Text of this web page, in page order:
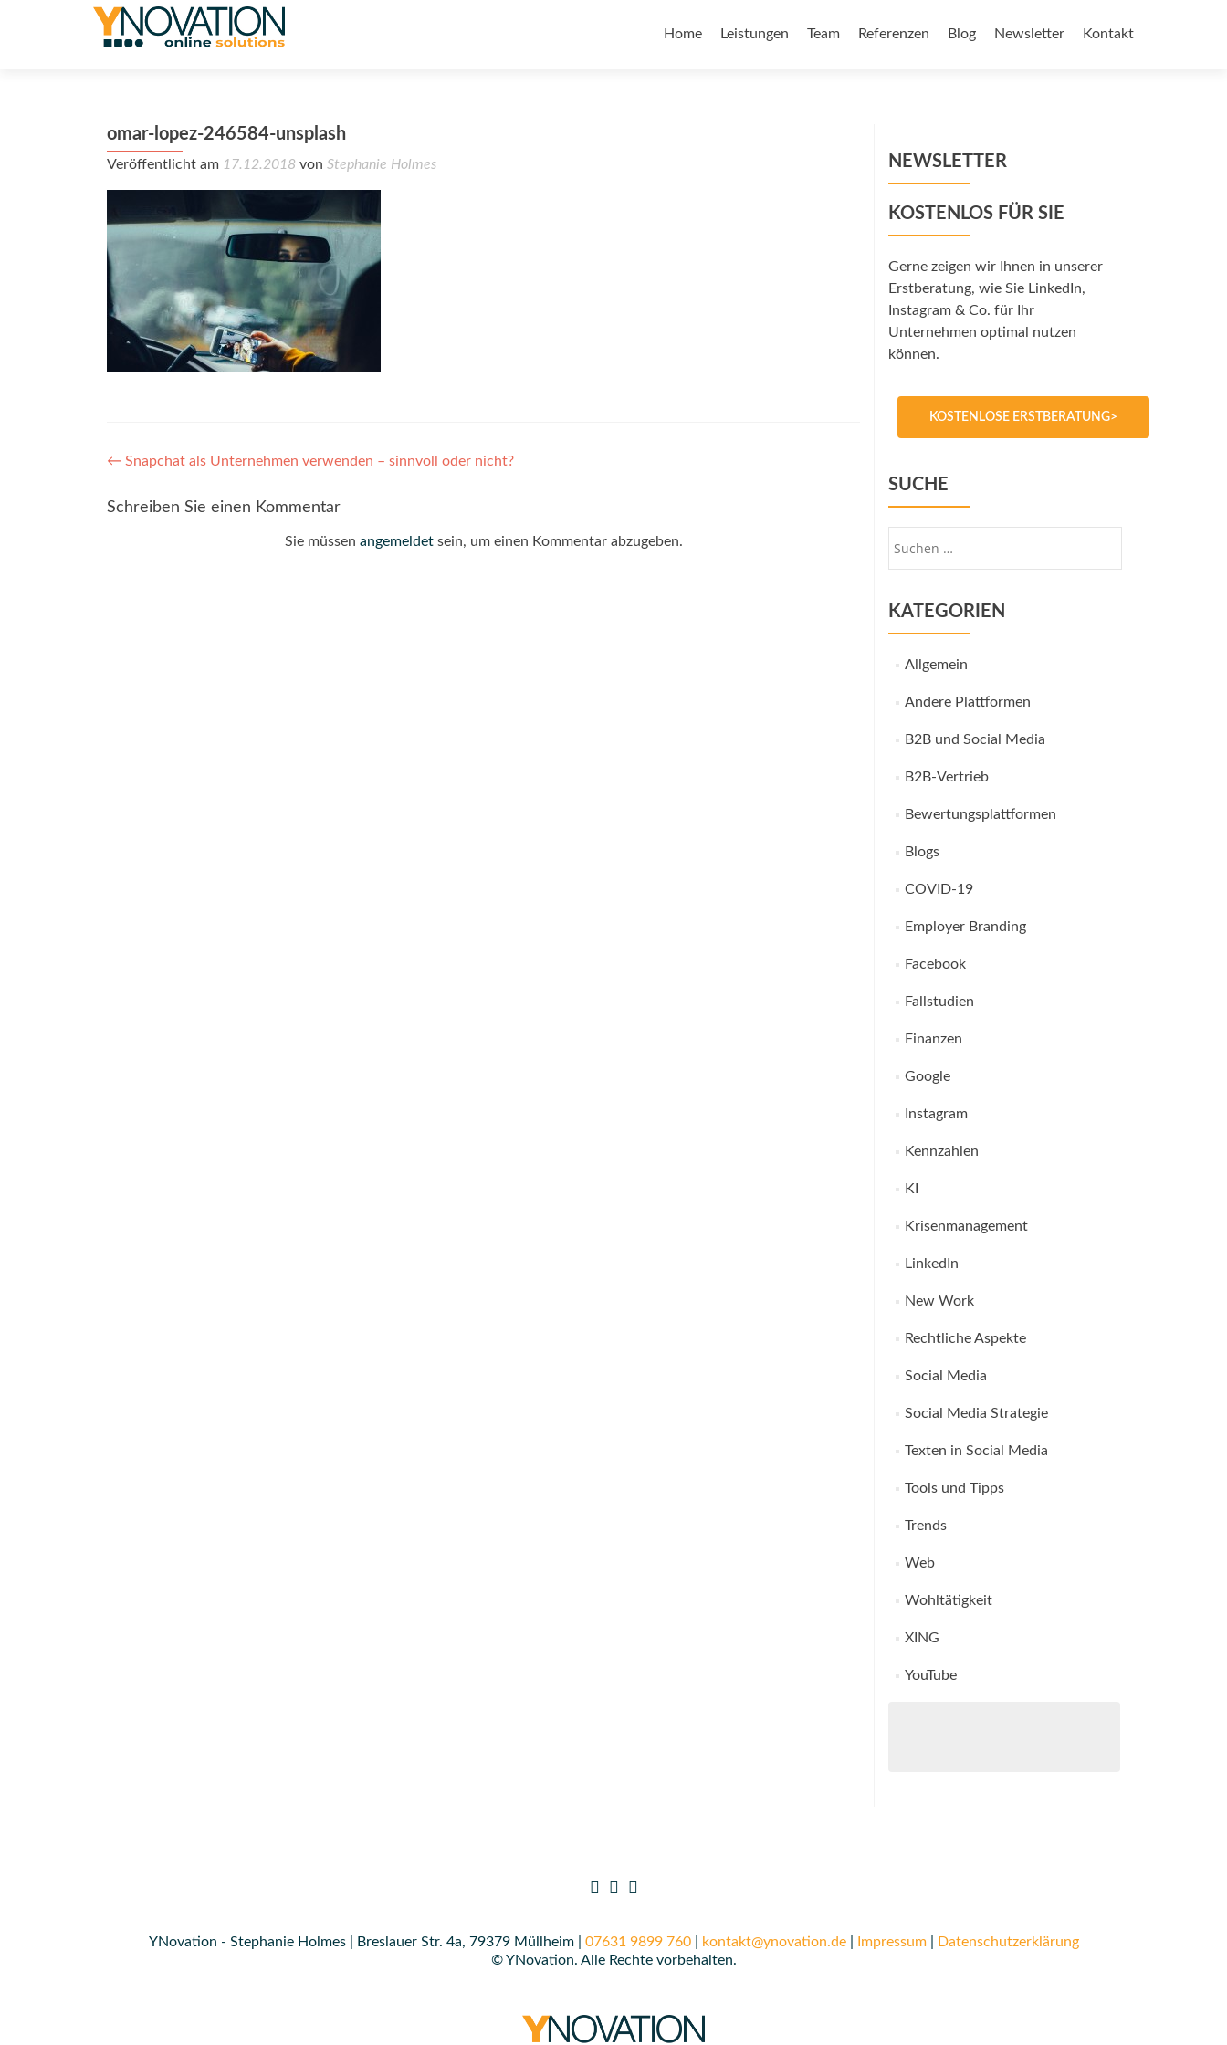
Home Leistungen Team Referenzen Blog Newsletter Kontakt
omar-lopez-246584-unsplash
Veröffentlicht am 17.12.2018 von Stephanie Holmes
Post
navigation
← Snapchat als Unternehmen verwenden – sinnvoll oder nicht?
Schreiben Sie einen Kommentar
Sie müssen angemeldetsein, um einen Kommentar abzugeben.
NEWSLETTER
KOSTENLOS FÜR SIE
Gerne zeigen wir Ihnen in unserer
Erstberatung, wie Sie LinkedIn,
Instagram & Co. für Ihr
Unternehmen optimal nutzen
können.
KOSTENLOSE ERSTBERATUNG>
SUCHE
KATEGORIEN
Allgemein
Andere Plattformen
B2B und Social Media
B2B-Vertrieb
Bewertungsplattformen
Blogs
COVID-19
Employer Branding
Facebook
Fallstudien
Finanzen
Google
Instagram
Kennzahlen
KI
Krisenmanagement
LinkedIn
New Work
Rechtliche Aspekte
Social Media
Social Media Strategie
Texten in Social Media
Tools und Tipps
Trends
Web
Wohltätigkeit
XING
YouTube
YNovation - Stephanie Holmes | Breslauer Str. 4a, 79379 Müllheim | 07631 9899 760| kontakt@ynovation.de| Impressum|
Datenschutzerklärung
© YNovation. Alle Rechte vorbehalten.